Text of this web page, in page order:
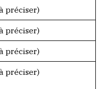
préciser)
préciser)
préciser)
préciser)